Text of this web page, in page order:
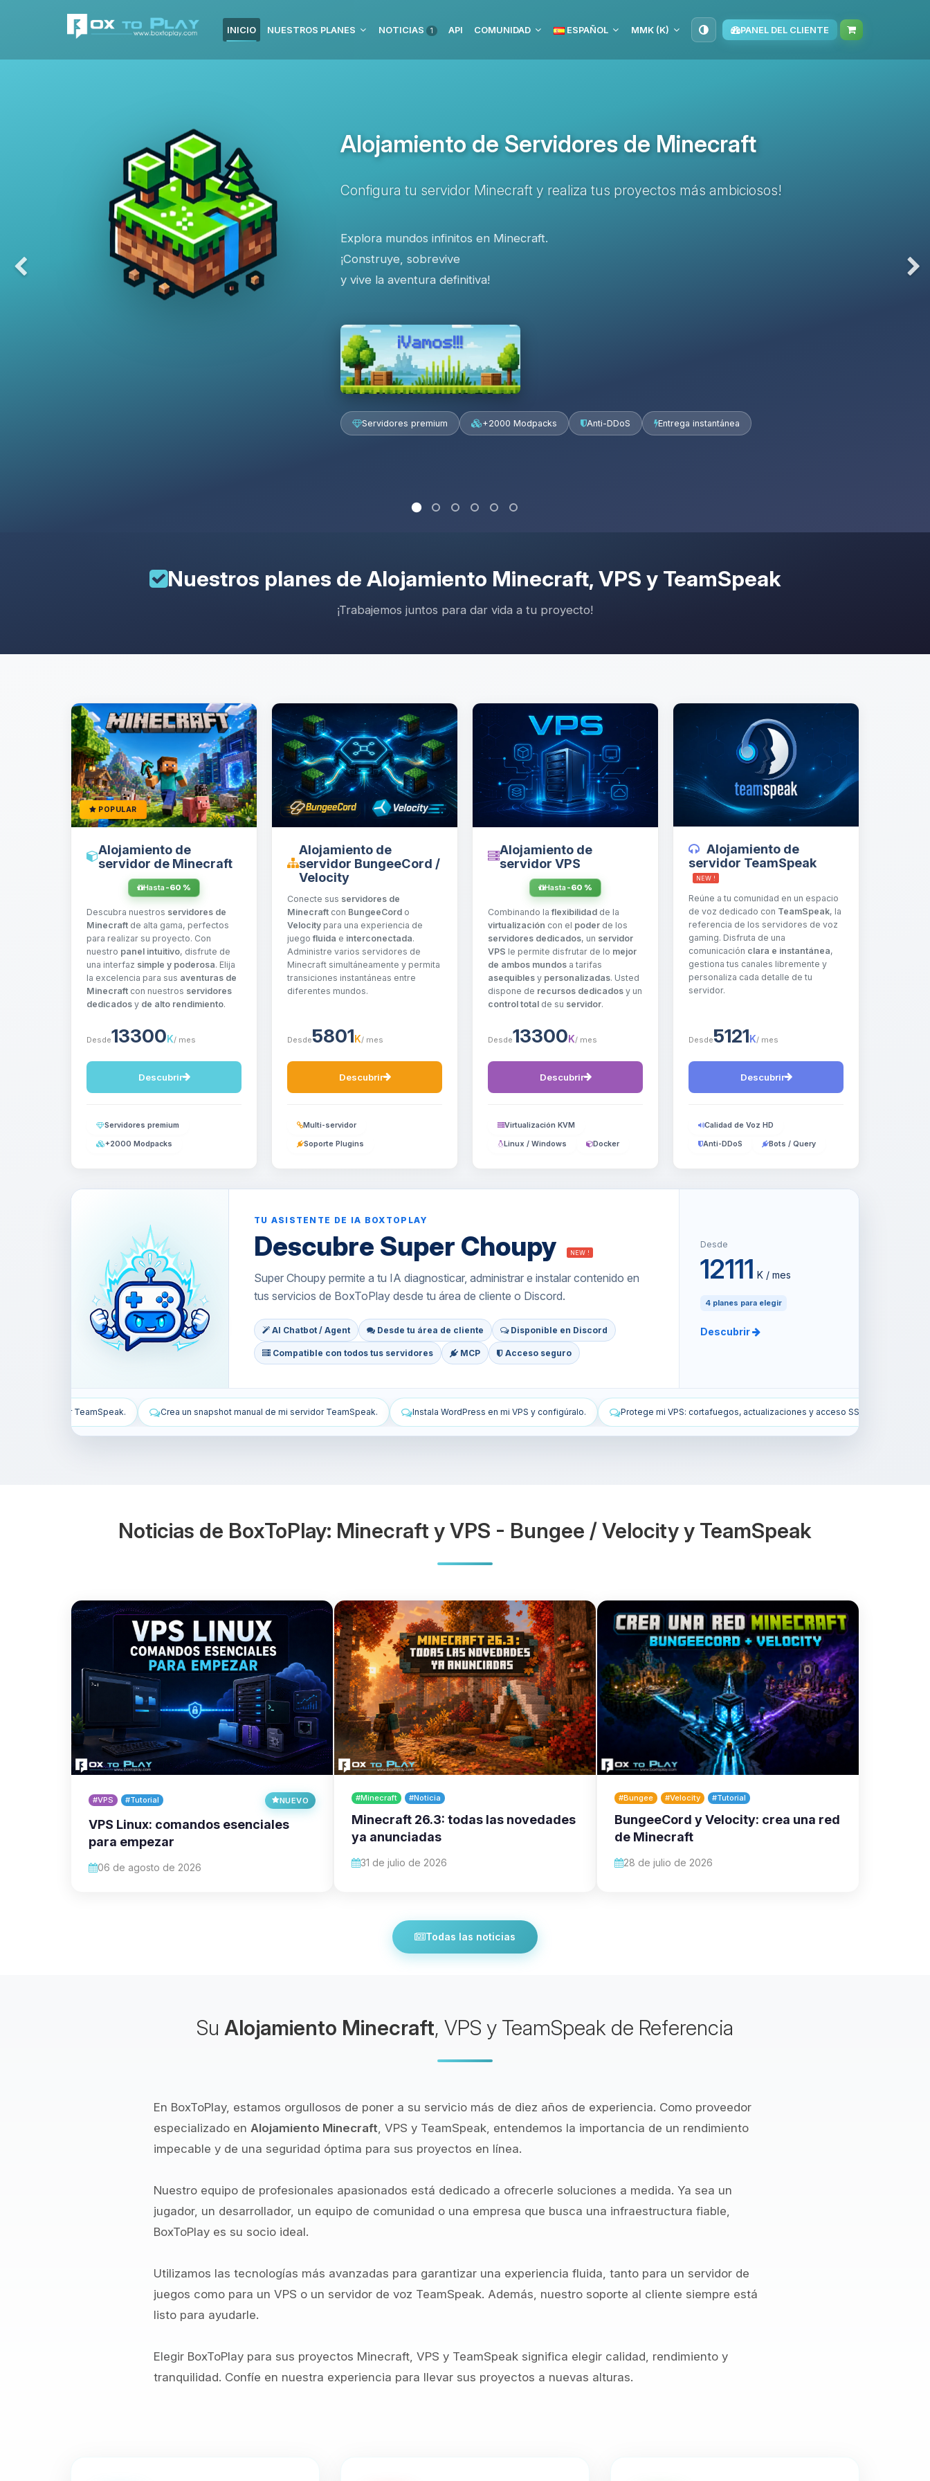
INICIO NUESTROS PLANES NOTICIAS 1 API COMUNIDAD ESPAÑOL MMK (K) PANEL DEL CLIENTE
Alojamiento de Servidores de Minecraft
Configura tu servidor Minecraft y realiza tus proyectos más ambiciosos!
Explora mundos infinitos en Minecraft.
¡Construye, sobrevive
y vive la aventura definitiva!
¡Vamos!!!
Servidores premium +2000 Modpacks Anti-DDoS Entrega instantánea
Previous
Nuestros planes de Alojamiento Minecraft, VPS y TeamSpeak
¡Trabajemos juntos para dar vida a tu proyecto!
POPULAR
Alojamiento de
servidor de Minecraft
Hasta -60 %
Descubra nuestros servidores de
Minecraft de alta gama, perfectos
para realizar su proyecto. Con
nuestro panel intuitivo, disfrute de
una interfaz simple y poderosa. Elija
la excelencia para sus aventuras de
Minecraft con nuestros servidores
dedicados y de alto rendimiento.
Desde13300K/ mes
Descubrir
Servidores premium
+2000 Modpacks
Alojamiento de
servidor BungeeCord /
Velocity
Conecte sus servidores de
Minecraft con BungeeCord o
Velocity para una experiencia de
juegofluida e interconectada.
Administre varios servidores de
Minecraft simultáneamente y permita
transiciones instantáneas entre
diferentes mundos.
Desde5801K/ mes
Descubrir
Multi-servidor
Soporte Plugins
Alojamiento de
servidor VPS
Hasta -60 %
Combinando laflexibilidad de la
virtualización con el poder de los
servidores dedicados, un servidor
VPS le permite disfrutar de lo mejor
de ambos mundos a tarifas
asequibles y personalizadas. Usted
dispone de recursos dedicados y un
control total de su servidor.
Desde13300K/ mes
Descubrir
Virtualización KVM
Linux / Windows Docker
Alojamiento de
servidor TeamSpeak
NEW !
Reúne a tu comunidad en un espacio
de voz dedicado con TeamSpeak, la
referencia de los servidores de voz
gaming. Disfruta de una
comunicación clara e instantánea,
gestiona tus canales libremente y
personaliza cada detalle de tu
servidor.
Desde5121K/ mes
Descubrir
Calidad de Voz HD
Anti-DDoS Bots / Query
TU ASISTENTE DE IA BOXTOPLAY
Descubre Super Choupy NEW !
Super Choupy permite a tu IA diagnosticar, administrar e instalar contenido en
tus servicios de BoxToPlay desde tu área de cliente o Discord.
AI Chatbot / Agent Desde tu área de cliente Disponible en Discord
Compatible con todos tus servidores MCP Acceso seguro
Desde
12111 K / mes
4 planes para elegir
Descubrir
Crea un snapshot manual de mi servidor TeamSpeak. Instala WordPress en mi VPS y configúralo. Protege mi VPS: cortafuegos, actualizaciones y acceso SSH. Instala el modpack All the Mods 10 en mi
Noticias de BoxToPlay: Minecraft y VPS - Bungee / Velocity y TeamSpeak
#VPS #Tutorial NUEVO
VPS Linux: comandos esenciales
para empezar
06 de agosto de 2026
#Minecraft #Noticia
Minecraft 26.3: todas las novedades
ya anunciadas
31 de julio de 2026
#Bungee #Velocity #Tutorial
BungeeCord y Velocity: crea una red
de Minecraft
28 de julio de 2026
Todas las noticias
Su Alojamiento Minecraft, VPS y TeamSpeak de Referencia
En BoxToPlay, estamos orgullosos de poner a su servicio más de diez años de experiencia. Como proveedor
especializado en Alojamiento Minecraft , VPS y TeamSpeak, entendemos la importancia de un rendimiento
impecable y de una seguridad óptima para sus proyectos en línea.
Nuestro equipo de profesionales apasionados está dedicado a ofrecerle soluciones a medida. Ya sea un
jugador, un desarrollador, un equipo de comunidad o una empresa que busca una infraestructura fiable,
BoxToPlay es su socio ideal.
Utilizamos las tecnologías más avanzadas para garantizar una experiencia fluida, tanto para un servidor de
juegos como para un VPS o un servidor de voz TeamSpeak. Además, nuestro soporte al cliente siempre está
listo para ayudarle.
Elegir BoxToPlay para sus proyectos Minecraft, VPS y TeamSpeak significa elegir calidad, rendimiento y
tranquilidad. Confíe en nuestra experiencia para llevar sus proyectos a nuevas alturas.